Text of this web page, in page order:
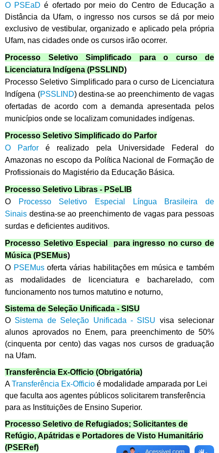
O PSEaD é ofertado por meio do Centro de Educação a
Distância da Ufam, o ingresso nos cursos se dá por meio
exclusivo de vestibular, organizado e aplicado pela própria
Ufam, nas cidades onde os cursos irão ocorrer.
Processo Seletivo Simplificado para o curso de
Licenciatura Indígena (PSSLIND)
Processo Seletivo Simplificado para o curso de Licenciatura
Indígena (PSSLIND) destina-se ao preenchimento de vagas
ofertadas de acordo com a demanda apresentada pelos
municípios onde se localizam comunidades indígenas.
Processo Seletivo Simplificado do Parfor
O Parfor é realizado pela Universidade Federal
do
Amazonas no escopo da Política Nacional de Formação de
Profissionais do Magistério da Educação Básica.
Processo Seletivo Libras - PSeLIB
O
Processo Seletivo Especial Língua Brasileira de
Sinais destina-se ao preenchimento de vagas para pessoas
surdas e deficientes auditivos.
Processo Seletivo Especial para ingresso no curso de
Música (PSEMus)
O PSEMusoferta várias habilitações em música e também
as modalidades de licenciatura e bacharelado, com
funcionamento nos turnos matutino e noturno,
Sistema de Seleção Unificada - SISU
O Sistema de Seleção Unificada - SISU visa selecionar
alunos aprovados no Enem, para preenchimento de 50%
(cinquenta por cento) das vagas nos cursos de graduação
na Ufam.
Transferência Ex-Officio (Obrigatória)
ATransferência Ex-Officio é modalidade amparada por Lei
que faculta aos agentes públicos solicitarem transferência
para as Instituições de Ensino Superior.
Processo Seletivo de Refugiados; Solicitantes de
Refúgio, Apátridas e Portadores de Visto Humanitário
(PSERef)